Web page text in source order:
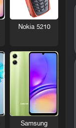
Nokia 5210
Samsung